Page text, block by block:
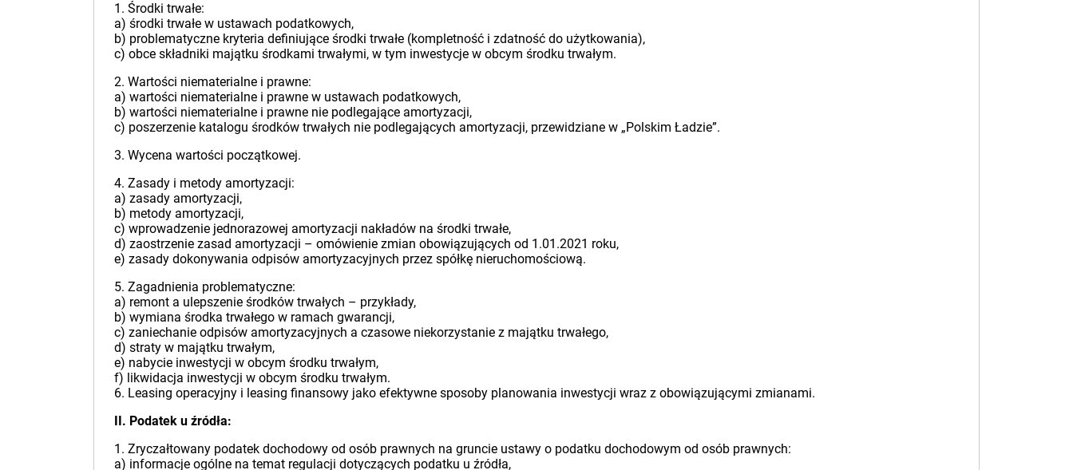
1. Środki trwałe:
a) środki trwałe w ustawach podatkowych,
b) problematyczne kryteria definiujące środki trwałe (kompletność i zdatność do użytkowania),
c) obce składniki majątku środkami trwałymi, w tym inwestycje w obcym środku trwałym.
2. Wartości niematerialne i prawne:
a) wartości niematerialne i prawne w ustawach podatkowych,
b) wartości niematerialne i prawne nie podlegające amortyzacji,
c) poszerzenie katalogu środków trwałych nie podlegających amortyzacji, przewidziane w „Polskim Ładzie”.
3. Wycena wartości początkowej.
4. Zasady i metody amortyzacji:
a) zasady amortyzacji,
b) metody amortyzacji,
c) wprowadzenie jednorazowej amortyzacji nakładów na środki trwałe,
d) zaostrzenie zasad amortyzacji – omówienie zmian obowiązujących od 1.01.2021 roku,
e) zasady dokonywania odpisów amortyzacyjnych przez spółkę nieruchomościową.
5. Zagadnienia problematyczne:
a) remont a ulepszenie środków trwałych – przykłady,
b) wymiana środka trwałego w ramach gwarancji,
c) zaniechanie odpisów amortyzacyjnych a czasowe niekorzystanie z majątku trwałego,
d) straty w majątku trwałym,
e) nabycie inwestycji w obcym środku trwałym,
f) likwidacja inwestycji w obcym środku trwałym.
6. Leasing operacyjny i leasing finansowy jako efektywne sposoby planowania inwestycji wraz z obowiązującymi zmianami.
II. Podatek u źródła:
1. Zryczałtowany podatek dochodowy od osób prawnych na gruncie ustawy o podatku dochodowym od osób prawnych:
a) informacje ogólne na temat regulacji dotyczących podatku u źródła,